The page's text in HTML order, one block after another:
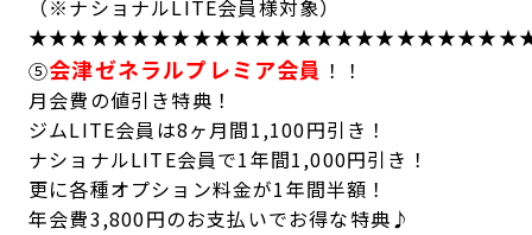
（※ナショナルLITE会員様対象）
⑤会津ゼネラルプレミア会員 ！！
月会費の値引き特典！
ジムLITE会員は8ヶ月間1,100円引き！
ナショナルLITE会員で1年間1,000円引き！
更に各種オプション料金が1年間半額！
年会費3,800円のお支払いでお得な特典♪